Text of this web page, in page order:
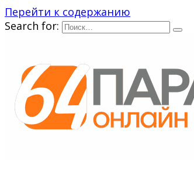
Перейти к содержанию
Search for: